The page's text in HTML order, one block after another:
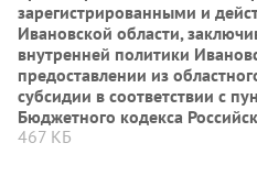
зарегистрированными и
Ивановской области,
внутренней политики
предоставлении из
субсидии в соответствии с
Бюджетного кодекса
467 КБ